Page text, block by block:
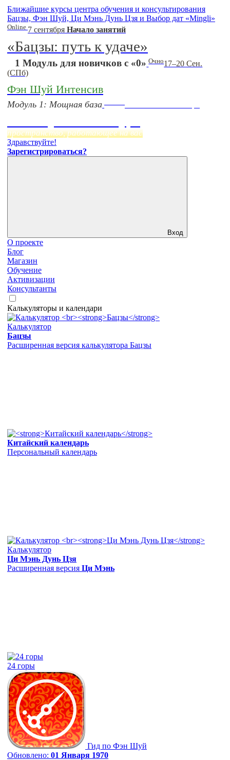
Ближайшие курсы центра обучения и консультирования
Бацзы, Фэн Шуй, Ци Мэнь Дунь Цзя и Выбор дат «Mingli»
Online 7 сентября Начало занятий
«Бацзы: путь к удаче»
1 Модуль для новичков с «0» Очно17–20 Сен.
(СПб)
Фэн Шуй Интенсив
Модуль 1: Мощная база
пространство, работающее на вас
Здравствуйте!
Зарегистрироваться?
Вход
О проекте
Блог
Магазин
Обучение
Активизации
Консультанты
Калькуляторы и календари
Калькулятор
Бацзы
Расширенная версия калькулятора Бацзы
Китайский календарь
Персональный календарь
Калькулятор
Ци Мэнь Дунь Цзя
Расширенная версия Ци Мэнь
24 горы
Гид по Фэн Шуй
Обновлено: 01 Января 1970